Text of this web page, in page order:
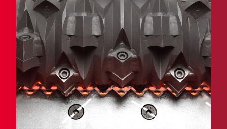
Machines d'usinage des métaux
Tronçonneuses double-tête
Machines CNC pour le travail des profilés
Lignes de débit et usinage CNC
Scies à ruban
Scies circulaires aluminium